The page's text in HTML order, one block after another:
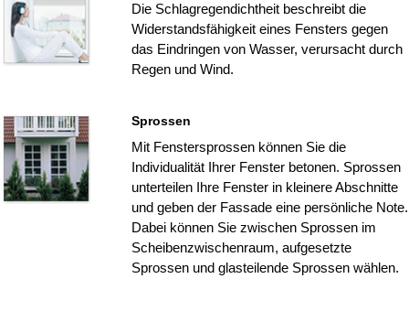
Die Schlagregendichtheit beschreibt die
Widerstandsfähigkeit eines Fensters gegen
das Eindringen von Wasser, verursacht durch
Regen und Wind.
Sprossen
Mit Fenstersprossen können Sie die
Individualität Ihrer Fenster betonen. Sprossen
unterteilen Ihre Fenster in kleinere Abschnitte
und geben der Fassade eine persönliche Note.
Dabei können Sie zwischen Sprossen im
Scheibenzwischenraum, aufgesetzte
Sprossen und glasteilende Sprossen wählen.